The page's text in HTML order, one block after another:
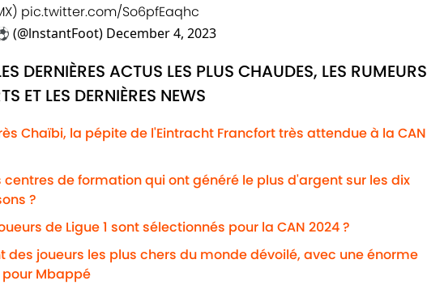
) pic.twitter.com/So6pfEaqhc
(@lnstantFoot) December 4, 2023
DERNIÈRES ACTUS LES PLUS CHAUDES, LES RUMEURS
ET LES DERNIÈRES NEWS
Chaïbi, la pépite de l'Eintracht Francfort très attendue à la CAN
centres de formation qui ont généré le plus d'argent sur les dix
?
de Ligue 1 sont sélectionnés pour la CAN 2024 ?
des joueurs les plus chers du monde dévoilé, avec une énorme
Mbappé